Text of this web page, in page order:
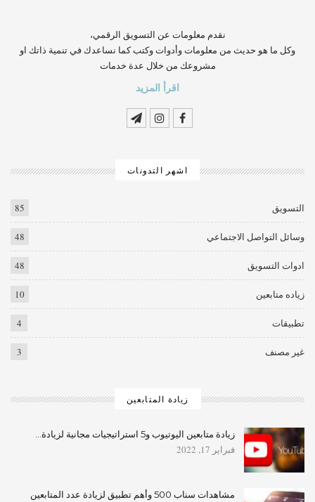
‏‏‏‏‏‏‏‏‏‏‏‏‏‏‏‏‏‏‏‏‏‏‏‏‏‏‏‏‏‏‏نقدم معلومات عن التسويق الرقمي،
وكل ما هو حديث من معلومات وأدوات وكتب كما نساعدك في تنمية ذاتك او
مشروعك من خلال عدة خدمات
اقرأ المزيد
اشهر التدونات
التسويق 85
وسائل التواصل الاجتماعي 48
ادوات التسويق 48
زياده متابعين 10
تطبيقات 4
غير مصنف 3
زيادة المتابعين
زيادة متابعين اليوتيوب و5 استراتيجيات مجانية لزيادة…
فبراير 17, 2022
مشاهدات سناب 500 وأهم تطبيق لزيادة عدد المتابعين